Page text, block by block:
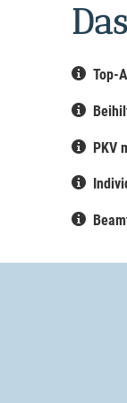
Top-
PKV